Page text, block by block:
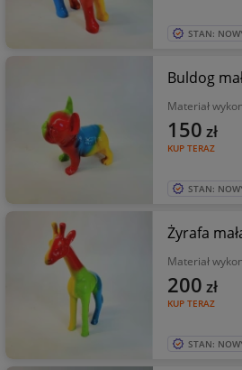
STAN:
Buldog
Materiał
KUP TERAZ
150 zł
STAN:
Żyrafa
Materiał
KUP TERAZ
200 zł
STAN: